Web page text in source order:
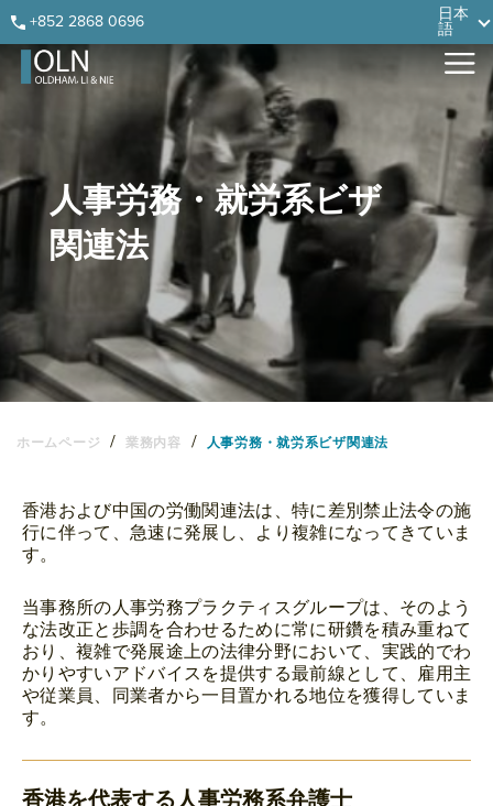
Skip
to
primary
Skip
to
main
Skip
to
primary
Skip
to
footer
+852 2868 0696
日本
語
人事労務・就労系ビザ
関連法
ホームページ / 業務内容 / 人事労務・就労系ビザ関連法
香港および中国の労働関連法は、特に差別禁止法令の施
行に伴って、急速に発展し、より複雑になってきていま
す。
当事務所の人事労務プラクティスグループは、そのよう
な法改正と歩調を合わせるために常に研鑽を積み重ねて
おり、複雑で発展途上の法律分野において、実践的でわ
かりやすいアドバイスを提供する最前線として、雇用主
や従業員、同業者から一目置かれる地位を獲得していま
す。